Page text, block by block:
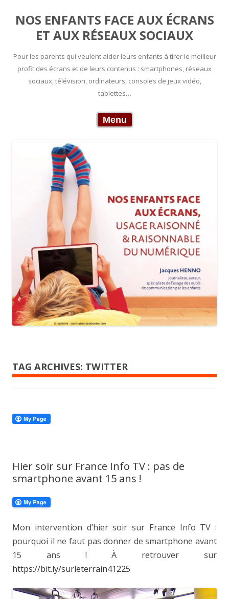
NOS ENFANTS FACE AUX ÉCRANS
ET AUX RÉSEAUX SOCIAUX
Pour les parents qui veulent aider leurs enfants à tirer le meilleur
profit des écrans et de leurs contenus : smartphones, réseaux
sociaux, télévision, ordinateurs, consoles de jeux vidéo,
tablettes…
Menu
TAG ARCHIVES: TWITTER
Hier soir sur France Info TV : pas de
smartphone avant 15 ans !
Mon intervention d’hier soir sur France Info TV :
pourquoi il ne faut pas donner de smartphone avant
15 ans ! À retrouver sur
https://bit.ly/surleterrain41225